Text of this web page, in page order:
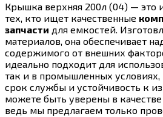
Крышка верхняя 200л (04) — это
тех, кто ищет качественные
запчасти для емкостей.
материалов, она обеспечивает
содержимого от внешних
идеально подходит для
так и в промышленных условиях,
срок службы и устойчивость к
можете быть уверены в
ведь мы предлагаем только